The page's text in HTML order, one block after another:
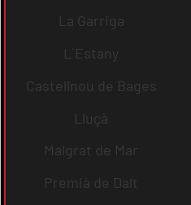
La Garriga
L´Estany
Castellnou de Bages
Lluçà
Malgrat de Mar
Premià de Dalt